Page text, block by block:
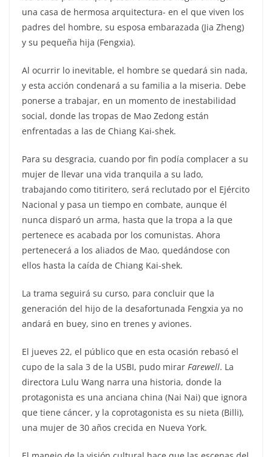
una casa de hermosa arquitectura- en el que viven los
padres del hombre, su esposa embarazada (Jia Zheng)
y su pequeña hija (Fengxia).
Al ocurrir lo inevitable, el hombre se quedará sin nada,
y esta acción condenará a su familia a la miseria. Debe
ponerse a trabajar, en un momento de inestabilidad
social, donde las tropas de Mao Zedong están
enfrentadas a las de Chiang Kai-shek.
Para su desgracia, cuando por fin podía complacer a su
mujer de llevar una vida tranquila a su lado,
trabajando como titiritero, será reclutado por el Ejército
Nacional y pasa un tiempo en combate, aunque él
nunca disparó un arma, hasta que la tropa a la que
pertenece es acabada por los comunistas. Ahora
pertenecerá a los aliados de Mao, quedándose con
ellos hasta la caída de Chiang Kai-shek.
La trama seguirá su curso, para concluir que la
generación del hijo de la desafortunada Fengxia ya no
andará en buey, sino en trenes y aviones.
El jueves 22, el público que en esta ocasión rebasó el
cupo de la sala 3 de la USBI, pudo mirar Farewell. La
directora Lulu Wang narra una historia, donde la
protagonista es una anciana china (Nai Nai) que ignora
que tiene cáncer, y la coprotagonista es su nieta (Billi),
una mujer de 30 años crecida en Nueva York.